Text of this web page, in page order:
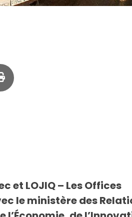
et LOJIQ – Les Offices
le ministère des